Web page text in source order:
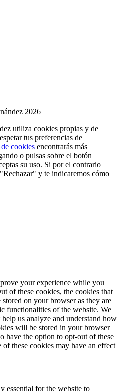
2026
utiliza cookies propias y de
tus preferencias de
cookies encontrarás más
o pulsas sobre el botón
su uso. Si por el contrario
y te indicaremos cómo
your experience while you
of these cookies, the cookies that
stored on your browser as they are
functionalities of the website. We
us analyze and understand how
will be stored in your browser
have the option to opt-out of these
these cookies may have an effect
essential for the website to